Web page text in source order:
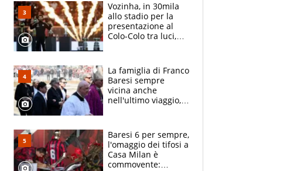
Vozinha, in 30mila
allo stadio per la
presentazione al
Colo-Colo tra luci,
La famiglia di Franco
Baresi sempre
vicina anche
nell'ultimo viaggio,
circondati
dall'affetto dei tifosi
Baresi 6 per sempre,
l'omaggio dei tifosi a
Casa Milan è
commovente: